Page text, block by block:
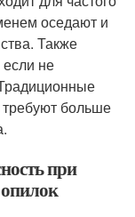
оседают и
Также
не
больше
при